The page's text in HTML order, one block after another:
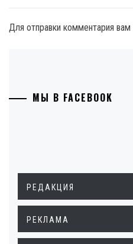
Для отправки комментария
МЫ В FACEBOOK
РЕДАКЦИЯ
РЕКЛАМА